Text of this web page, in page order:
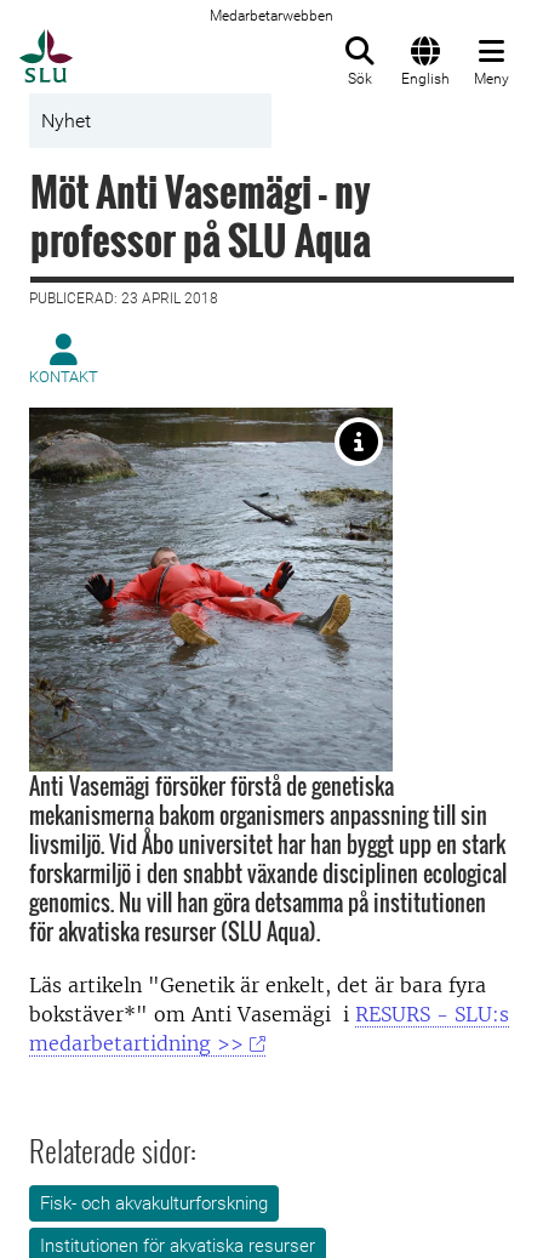
Medarbetarwebben
Sök English Meny
Nyhet
Möt Anti Vasemägi - ny
professor på SLU Aqua
PUBLICERAD: 23 APRIL 2018
KONTAKT
Anti Vasemägi försöker förstå de genetiska
mekanismerna bakom organismers anpassning till sin
livsmiljö. Vid Åbo universitet har han byggt upp en stark
forskarmiljö i den snabbt växande disciplinen ecological
genomics. Nu vill han göra detsamma på institutionen
för akvatiska resurser (SLU Aqua).
Läs artikeln "Genetik är enkelt, det är bara fyra
bokstäver*" om Anti Vasemägi i RESURS - SLU:s
medarbetartidning >>
Relaterade sidor:
Fisk- och akvakulturforskning
Institutionen för akvatiska resurser